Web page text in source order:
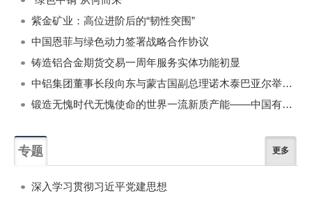
紫金矿业：高位进阶后的“韧性突围”
中国恩菲与绿色动力签署战略合作协议
铸造铝合金期货交易一周年服务实体功能初显
中铝集团董事长段向东与蒙古国副总理诺木泰巴亚尔举行会谈
锻造无愧时代无愧使命的世界一流新质产能——中国有色金属工业的战略应对与破局之道（二）
专题 更多
深入学习贯彻习近平党建思想